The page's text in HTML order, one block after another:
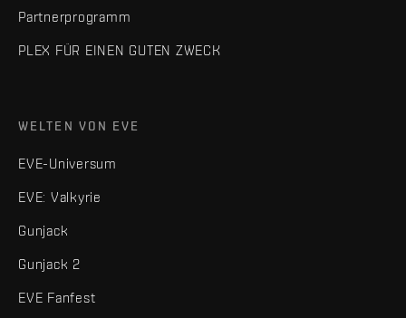
Partnerprogramm
PLEX FÜR EINEN GUTEN ZWECK
WELTEN VON EVE
EVE-Universum
EVE: Valkyrie
Gunjack
Gunjack 2
EVE Fanfest